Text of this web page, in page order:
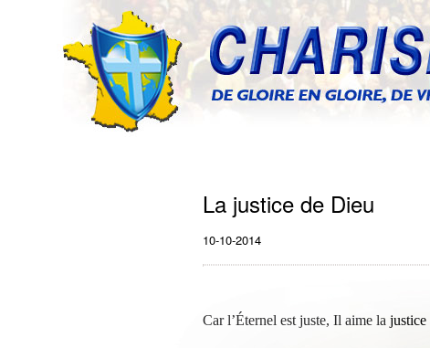
La justice de Dieu
10-10-2014
Car l’Éternel est juste, Il aime la justice